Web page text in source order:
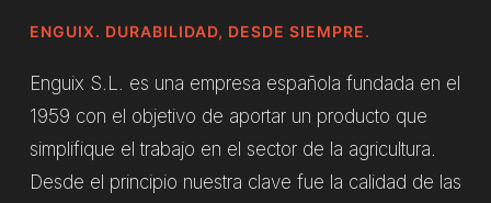
ENGUIX. DURABILIDAD, DESDE SIEMPRE.
Enguix S.L. es una empresa española fundada en el
1959 con el objetivo de aportar un producto que
simplifique el trabajo en el sector de la agricultura.
Desde el principio nuestra clave fue la calidad de las